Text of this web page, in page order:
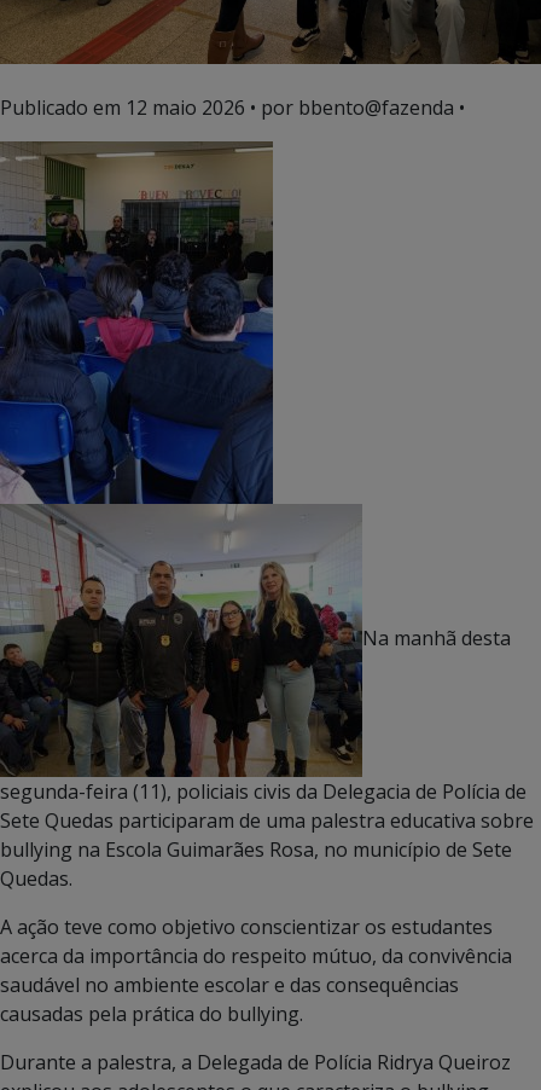
Publicado em 12 maio 2026 • por bbento@fazenda •
Na manhã desta
segunda-feira (11), policiais civis da Delegacia de Polícia de
Sete Quedas participaram de uma palestra educativa sobre
bullying na Escola Guimarães Rosa, no município de Sete
Quedas.
A ação teve como objetivo conscientizar os estudantes
acerca da importância do respeito mútuo, da convivência
saudável no ambiente escolar e das consequências
causadas pela prática do bullying.
Durante a palestra, a Delegada de Polícia Ridrya Queiroz